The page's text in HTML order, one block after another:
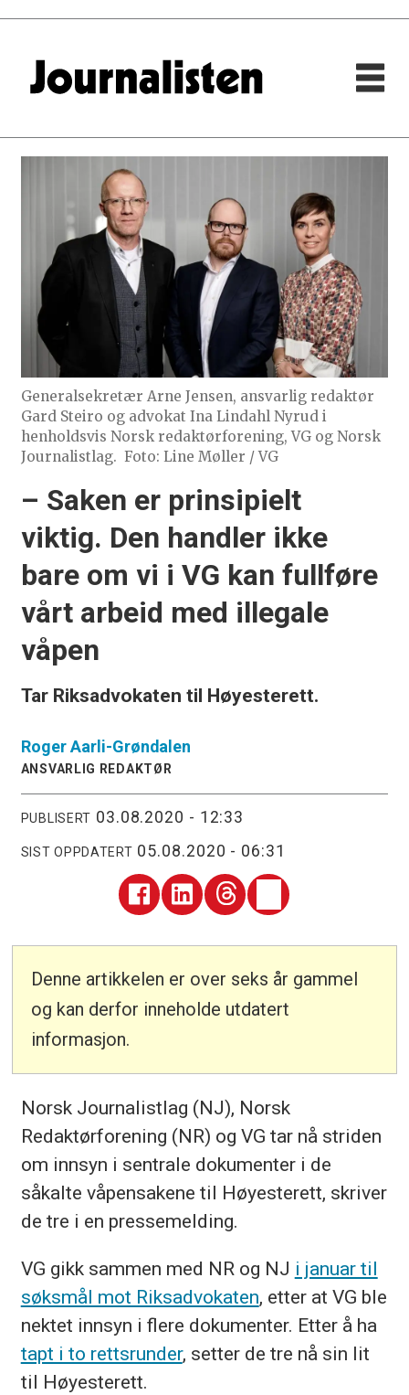
Generalsekretær Arne Jensen, ansvarlig redaktør
Gard Steiro og advokat Ina Lindahl Nyrud i
henholdsvis Norsk redaktørforening, VG og Norsk
Journalistlag. Foto: Line Møller / VG
– Saken er prinsipielt
viktig. Den handler ikke
bare om vi i VG kan fullføre
vårt arbeid med illegale
våpen
Tar Riksadvokaten til Høyesterett.
Roger Aarli-Grøndalen
ANSVARLIG REDAKTØR
PUBLISERT 03.08.2020 - 12:33
SIST OPPDATERT 05.08.2020 - 06:31
Denne artikkelen er over seks år gammel
og kan derfor inneholde utdatert
informasjon.
Norsk Journalistlag (NJ), Norsk
Redaktørforening (NR) og VG tar nå striden
om innsyn i sentrale dokumenter i de
såkalte våpensakene til Høyesterett, skriver
de tre i en pressemelding.
VG gikk sammen med NR og NJ i januar til
søksmål mot Riksadvokaten, etter at VG ble
nektet innsyn i flere dokumenter. Etter å ha
tapt i to rettsrunder, setter de tre nå sin lit
til Høyesterett.